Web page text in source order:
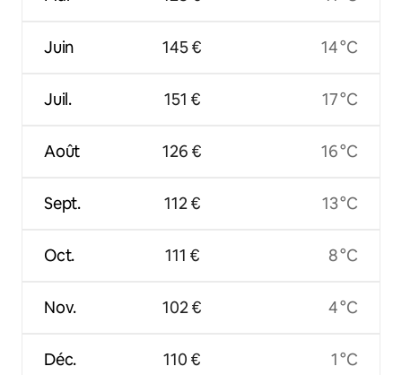
Juin
Juil.
Août
Sept.
Oct.
Nov.
Déc.
145 €
151 €
126 €
112 €
111 €
102 €
110 €
14 °C
17 °C
16 °C
13 °C
8 °C
4 °C
1 °C